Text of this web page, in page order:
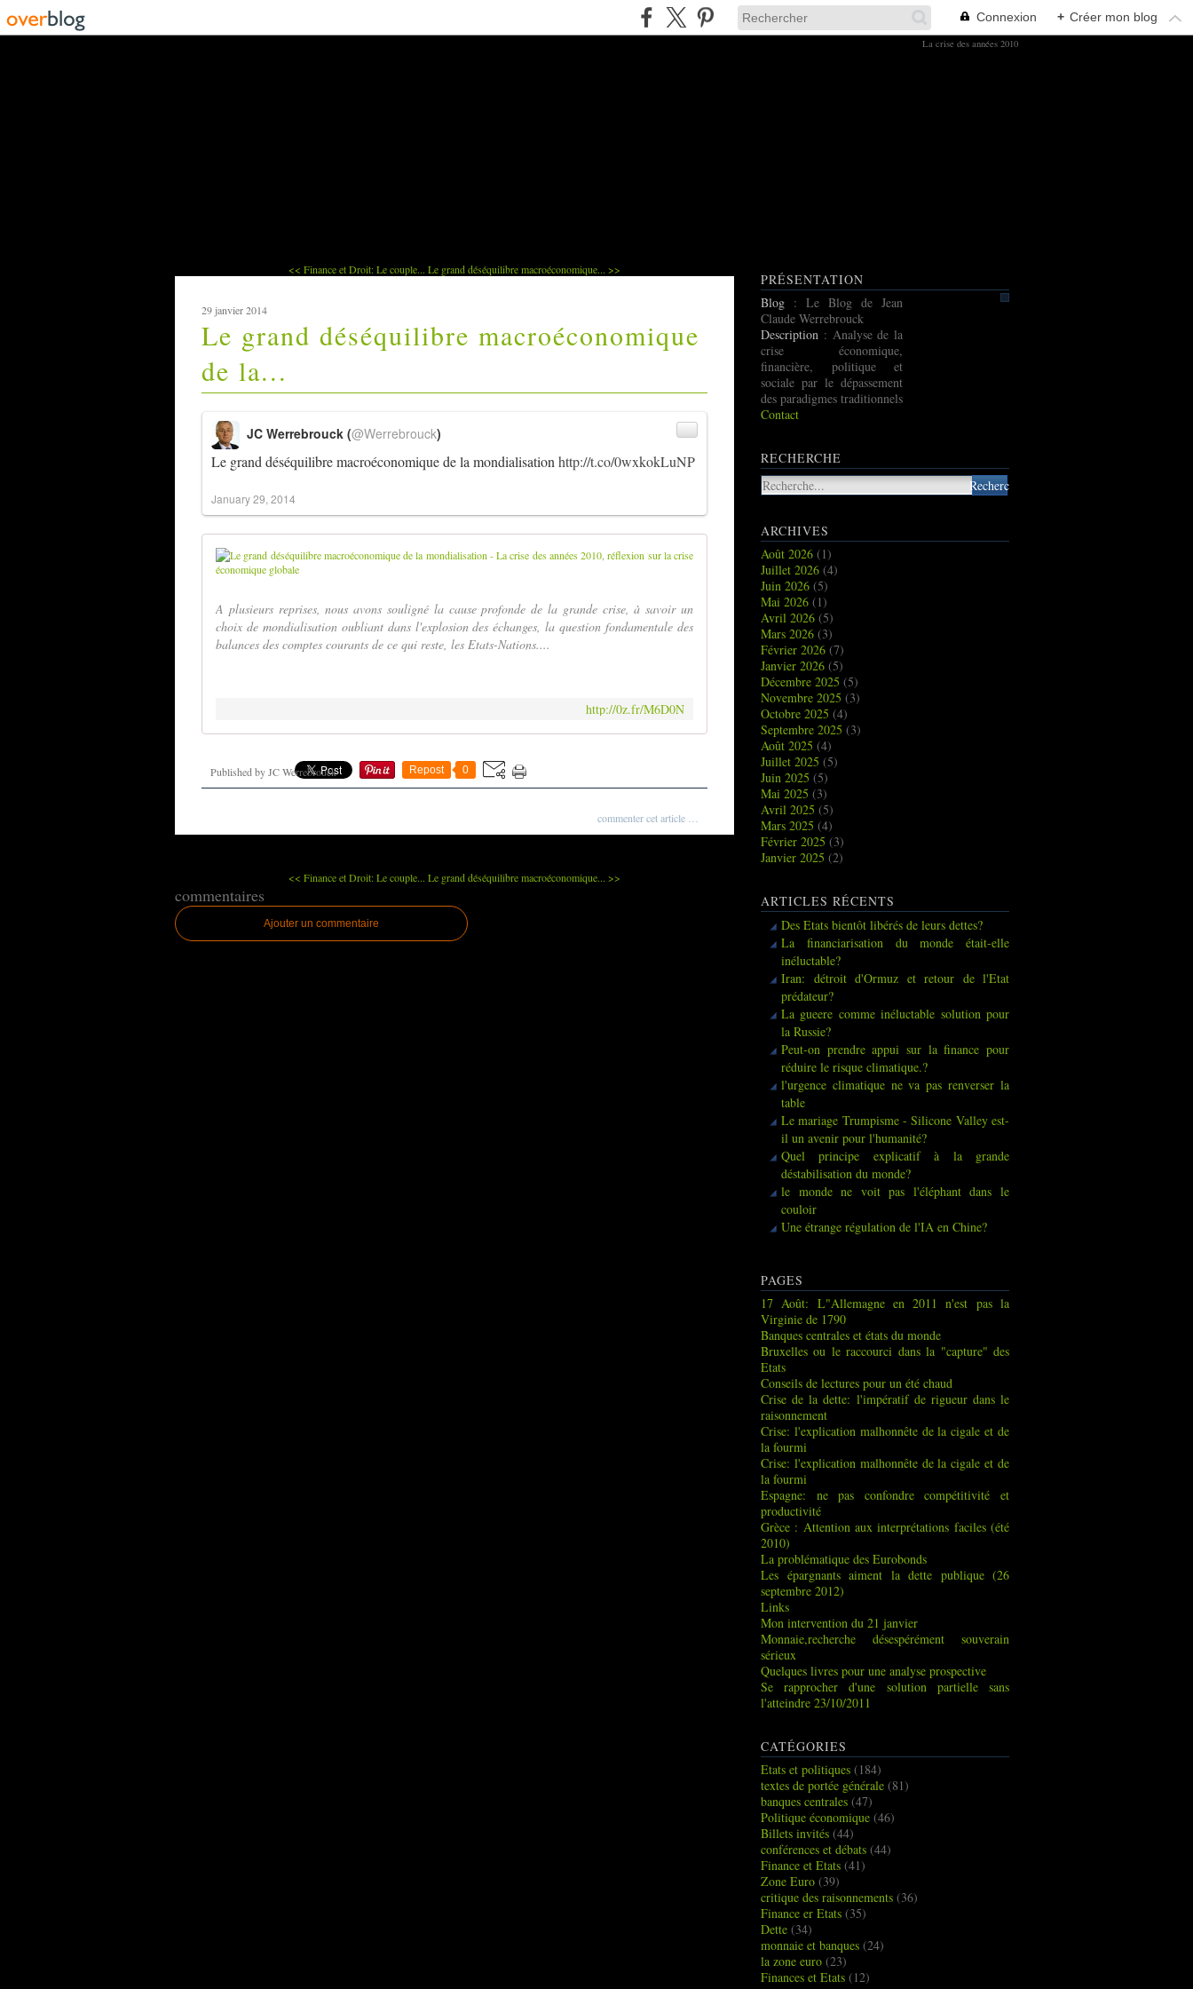
Connexion + Créer mon blog
La crise des années 2010
<< Finance et Droit: Le couple... Le grand déséquilibre macroéconomique... >>
29 janvier 2014
Le grand déséquilibre macroéconomique
de la...
Le grand déséquilibre macroéconomique de la mondialisation http://t.co/0wxkokLuNP
JC Werrebrouck (@Werrebrouck)
January 29, 2014
Le grand déséquilibre macroéconomique de la mondialisation - La crise des
A plusieurs reprises, nous avons souligné la cause profonde de la grande crise, à savoir un
choix de mondialisation oubliant dans l'explosion des échanges, la question fondamentale des
balances des comptes courants de ce qui reste, les Etats-Nations....
http://0z.fr/M6D0N
Repost 0
Published by JC Werrebrouck
commenter cet article
<< Finance et Droit: Le couple... Le grand déséquilibre macroéconomique... >>
commentaires
Ajouter un commentaire
PRÉSENTATION
Blog : Le Blog de Jean
Claude Werrebrouck
Description : Analyse de la
crise économique,
financière, politique et
sociale par le dépassement
des paradigmes traditionnels
Contact
RECHERCHE
ARCHIVES
Août 2026 (1)
Juillet 2026 (4)
Juin 2026 (5)
Mai 2026 (1)
Avril 2026 (5)
Mars 2026 (3)
Février 2026 (7)
Janvier 2026 (5)
Décembre 2025 (5)
Novembre 2025 (3)
Octobre 2025 (4)
Septembre 2025 (3)
Août 2025 (4)
Juillet 2025 (5)
Juin 2025 (5)
Mai 2025 (3)
Avril 2025 (5)
Mars 2025 (4)
Février 2025 (3)
Janvier 2025 (2)
ARTICLES RÉCENTS
Des Etats bientôt libérés de leurs dettes?
La financiarisation du monde était-elle
inéluctable?
Iran: détroit d'Ormuz et retour de l'Etat
prédateur?
La gueere comme inéluctable solution pour
la Russie?
Peut-on prendre appui sur la finance pour
réduire le risque climatique.?
l'urgence climatique ne va pas renverser la
table
Le mariage Trumpisme - Silicone Valley est-
il un avenir pour l'humanité?
Quel principe explicatif à la grande
déstabilisation du monde?
le monde ne voit pas l'éléphant dans le
couloir
Une étrange régulation de l'IA en Chine?
PAGES
17 Août: L"Allemagne en 2011 n'est pas la
Virginie de 1790
Banques centrales et états du monde
Bruxelles ou le raccourci dans la "capture" des
Etats
Conseils de lectures pour un été chaud
Crise de la dette: l'impératif de rigueur dans le
raisonnement
Crise: l'explication malhonnête de la cigale et de
la fourmi
Crise: l'explication malhonnête de la cigale et de
la fourmi
Espagne: ne pas confondre compétitivité et
productivité
Grèce : Attention aux interprétations faciles (été
2010)
La problématique des Eurobonds
Les épargnants aiment la dette publique (26
septembre 2012)
Links
Mon intervention du 21 janvier
Monnaie,recherche désespérément souverain
sérieux
Quelques livres pour une analyse prospective
Se rapprocher d'une solution partielle sans
l'atteindre 23/10/2011
CATÉGORIES
Etats et politiques (184)
textes de portée générale (81)
banques centrales (47)
Politique économique (46)
Billets invités (44)
conférences et débats (44)
Finance et Etats (41)
Zone Euro (39)
critique des raisonnements (36)
Finance er Etats (35)
Dette (34)
monnaie et banques (24)
la zone euro (23)
Finances et Etats (12)